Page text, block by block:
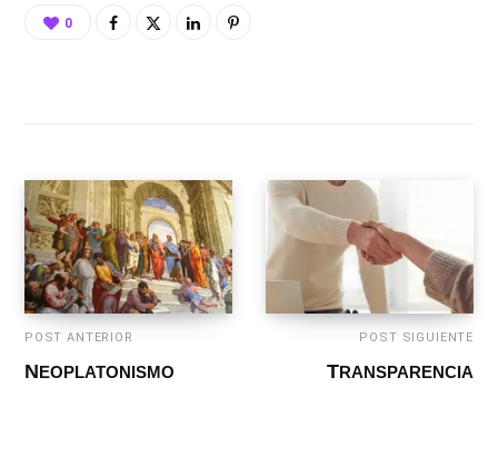
0
POST ANTERIOR
NEOPLATONISMO
POST SIGUIENTE
TRANSPARENCIA